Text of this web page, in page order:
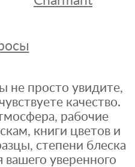
не просто увидите,
качество.
рабочие
книги цветов и
степени блеска
вашего уверенного